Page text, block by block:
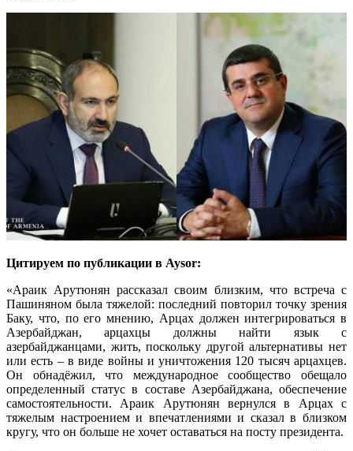
Цитируем по публикации в Aysor:
«Араик Арутюнян рассказал своим близким, что встреча с
Пашиняном была тяжелой: последний повторил точку зрения
Баку, что, по его мнению, Арцах должен интегрироваться в
Азербайджан, арцахцы должны найти язык с
азербайджанцами, жить, поскольку другой альтернативы нет
или есть – в виде войны и уничтожения 120 тысяч арцахцев.
Он обнадёжил, что международное сообщество обещало
определенный статус в составе Азербайджана, обеспечение
самостоятельности. Араик Арутюнян вернулся в Арцах с
тяжелым настроением и впечатлениями и сказал в близком
кругу, что он больше не хочет оставаться на посту президента.